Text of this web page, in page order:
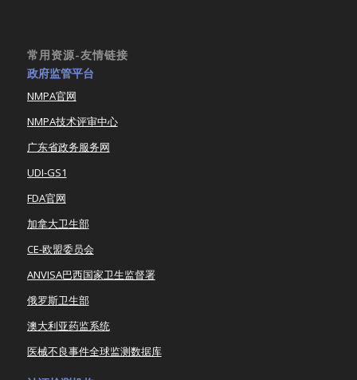
常用资源-友情链接
政府监管平台
NMPA官网
NMPA技术评审中心
广东省政务服务网
UDI-GS1
FDA官网
加拿大卫生部
CE-欧盟委员会
ANVISA巴西国家卫生监督署
俄罗斯卫生部
澳大利亚药监系统
医械不良事件全球监测数据库